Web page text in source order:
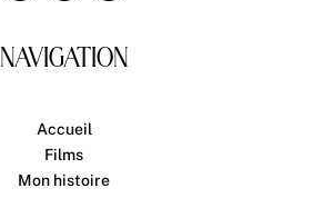
NAVIGATION
Accueil
Films
Mon histoire